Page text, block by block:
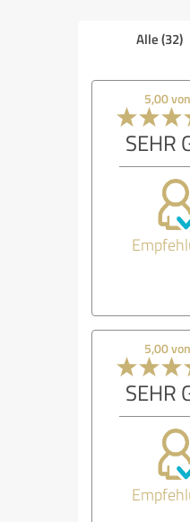
Alle (32)
5,00
SEHR
5,00
SEHR